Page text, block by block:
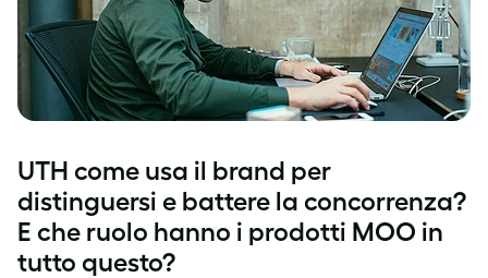
UTH come usa il brand per
distinguersi e battere la concorrenza?
E che ruolo hanno i prodotti MOO in
tutto questo?